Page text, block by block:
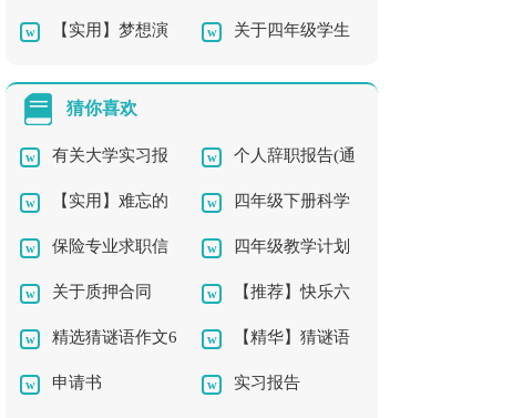
水果作文汇编五篇 级作文合集六篇
【实用】梦想演 关于四年级学生
猜你喜欢
有关大学实习报
告集锦五篇
个人辞职报告(通
用15篇)
【实用】难忘的
事二年级作文300字5
篇
四年级下册科学
教学计划
保险专业求职信
汇总8篇
四年级教学计划
汇总六篇
关于质押合同 【推荐】快乐六
一三年级作文300字合
集八篇
精选猜谜语作文6
篇
【精华】猜谜语
作文300字汇总9篇
申请书 实习报告